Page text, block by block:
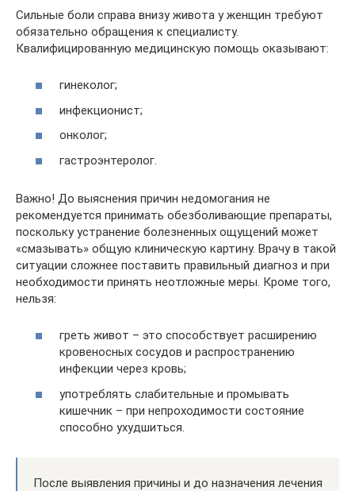
Сильные боли справа внизу живота у женщин требуют
обязательно обращения к специалисту.
Квалифицированную медицинскую помощь оказывают:
гинеколог;
инфекционист;
онколог;
гастроэнтеролог.
Важно! До выяснения причин недомогания не
рекомендуется принимать обезболивающие препараты,
поскольку устранение болезненных ощущений может
«смазывать» общую клиническую картину. Врачу в такой
ситуации сложнее поставить правильный диагноз и при
необходимости принять неотложные меры. Кроме того,
нельзя:
греть живот – это способствует расширению
кровеносных сосудов и распространению
инфекции через кровь;
употреблять слабительные и промывать
кишечник – при непроходимости состояние
способно ухудшиться.
После выявления причины и до назначения лечения